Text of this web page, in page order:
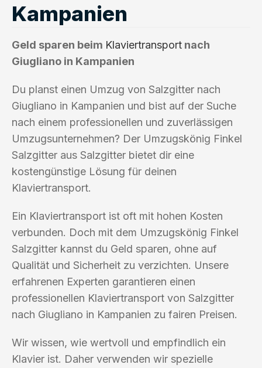
Kampanien
Geld sparen beim Klaviertransport nach
Giugliano in Kampanien
Du planst einen Umzug von Salzgitter nach
Giugliano in Kampanien und bist auf der Suche
nach einem professionellen und zuverlässigen
Umzugsunternehmen? Der Umzugskönig Finkel
Salzgitter aus Salzgitter bietet dir eine
kostengünstige Lösung für deinen
Klaviertransport.
Ein Klaviertransport ist oft mit hohen Kosten
verbunden. Doch mit dem Umzugskönig Finkel
Salzgitter kannst du Geld sparen, ohne auf
Qualität und Sicherheit zu verzichten. Unsere
erfahrenen Experten garantieren einen
professionellen Klaviertransport von Salzgitter
nach Giugliano in Kampanien zu fairen Preisen.
Wir wissen, wie wertvoll und empfindlich ein
Klavier ist. Daher verwenden wir spezielle